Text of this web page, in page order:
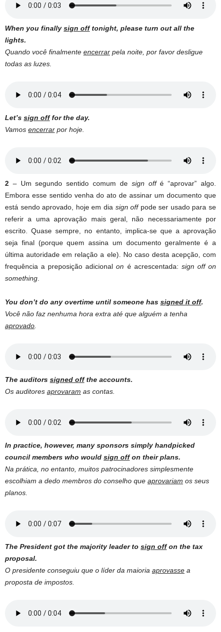
When you finally sign offtonight, please turn out all the
lights.
Quando você finalmente encerrar pela noite, por favor desligue
todas as luzes.
Let’s sign offfor the day.
Vamos encerrar por hoje.
2 – Um segundo sentido comum de sign offé “aprovar” algo.
Embora esse sentido venha do ato de assinar um documento que
está sendo aprovado, hoje em dia sign offpode ser usado para se
referir a uma aprovação mais geral, não necessariamente por
escrito. Quase sempre, no entanto, implica-se que a aprovação
seja final (porque quem assina um documento geralmente é a
última autoridade em relação a ele). No caso desta acepção, com
frequência a preposição adicionalon é acrescentada: sign off on
something
You don’t do any overtime until someone has signed it off.
Você não faz nenhuma hora extra até que alguém a tenha
aprovado
The auditors signed offthe accounts.
Os auditores aprovaram as contas.
In practice, however, many sponsors simply handpicked
council members who would sign offon their plans.
Na prática, no entanto, muitos patrocinadores simplesmente
escolhiam a dedo membros do conselho que aprovariam os seus
planos.
The President got the majority leader to sign offon the tax
proposal.
O presidente conseguiu que o líder da maioria aprovasse a
proposta de impostos.